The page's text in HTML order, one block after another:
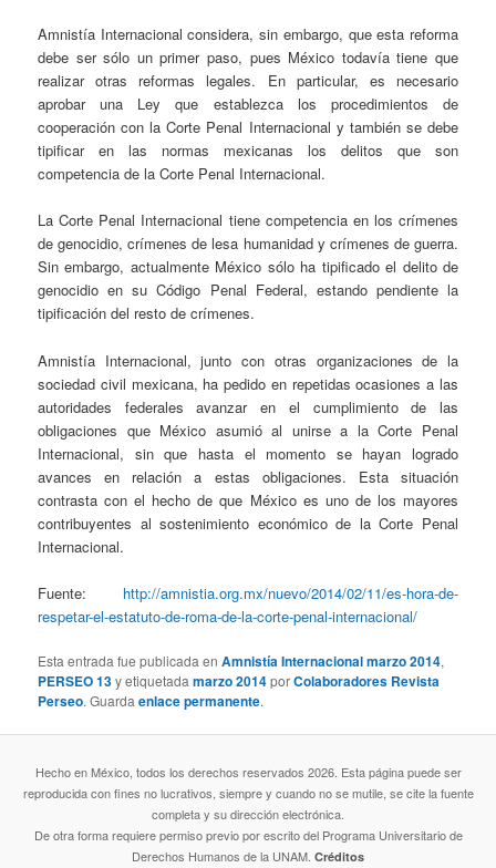
Amnistía Internacional considera, sin embargo, que esta reforma
debe ser sólo un primer paso, pues México todavía tiene que
realizar otras reformas legales. En particular, es necesario
aprobar una Ley que establezca los procedimientos de
cooperación con la Corte Penal Internacional y también se debe
tipificar en las normas mexicanas los delitos que son
competencia de la Corte Penal Internacional.
La Corte Penal Internacional tiene competencia en los crímenes
de genocidio, crímenes de lesa humanidad y crímenes de guerra.
Sin embargo, actualmente México sólo ha tipificado el delito de
genocidio en su Código Penal Federal, estando pendiente la
tipificación del resto de crímenes.
Amnistía Internacional, junto con otras organizaciones de la
sociedad civil mexicana, ha pedido en repetidas ocasiones a las
autoridades federales avanzar en el cumplimiento de las
obligaciones que México asumió al unirse a la Corte Penal
Internacional, sin que hasta el momento se hayan logrado
avances en relación a estas obligaciones. Esta situación
contrasta con el hecho de que México es uno de los mayores
contribuyentes al sostenimiento económico de la Corte Penal
Internacional.
Fuente: http://amnistia.org.mx/nuevo/2014/02/11/es-hora-de-
respetar-el-estatuto-de-roma-de-la-corte-penal-internacional/
Esta entrada fue publicada enAmnistía Internacional marzo 2014,
PERSEO 13y etiquetadamarzo 2014porColaboradores Revista
Perseo. Guardaenlace permanente.
Hecho en México, todos los derechos reservados 2026. Esta página puede ser
reproducida con fines no lucrativos, siempre y cuando no se mutile, se cite la fuente
completa y su dirección electrónica.
De otra forma requiere permiso previo por escrito del Programa Universitario de
Derechos Humanos de la UNAM. Créditos